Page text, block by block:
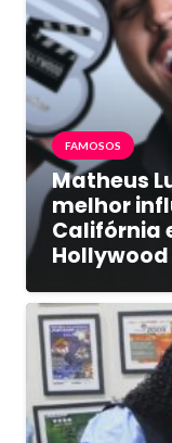
FAMOSOS
Matheus
melhor
Califórnia
Hollywood